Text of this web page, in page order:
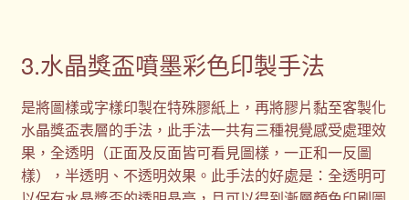
3.水晶獎盃噴墨彩色印製手法
是將圖樣或字樣印製在特殊膠紙上，再將膠片黏至客製化
水晶獎盃表層的手法，此手法一共有三種視覺感受處理效
果，全透明（正面及反面皆可看見圖樣，一正和一反圖
樣），半透明、不透明效果。此手法的好處是：全透明可